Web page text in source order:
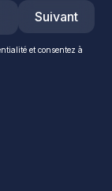
Suivant
et consentez à